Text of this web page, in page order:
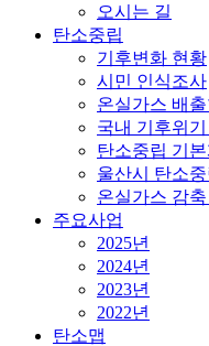
오시는 길
탄소중립
기후변화 현황
시민 인식조사
온실가스 배
국내 기후위
탄소중립 기
울산시 탄소
온실가스 감
주요사업
2025년
2024년
2023년
2022년
탄소맵